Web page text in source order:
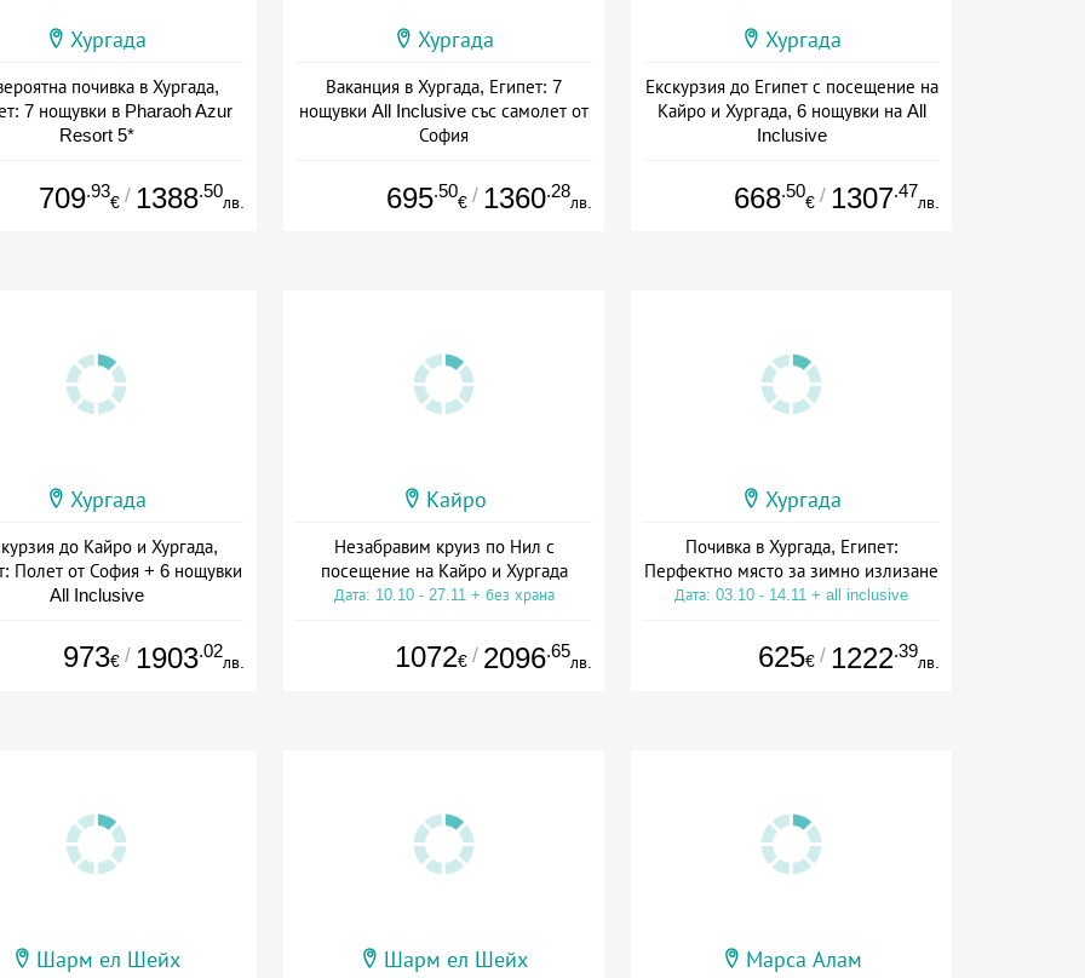
Хургада
почивка в Хургада,
7 нощувки в Pharaoh Azur
Resort 5*
709.93
€ / 1388.50
лв.
Хургада
Ваканция в Хургада, Египет: 7
нощувки All Inclusive със самолет от
София
695.50
€ / 1360.28
лв.
Хургада
Екскурзия до Египет с посещение на
Кайро и Хургада, 6 нощувки на All
Inclusive
668.50
€ / 1307.47
лв.
Хургада
до Кайро и Хургада,
Полет от София + 6 нощувки
All Inclusive
973€ / 1903.02
лв.
Кайро
Незабравим круиз по Нил с
посещение на Кайро и Хургада
Дата: 10.10 - 27.11 + без храна
1072€ / 2096.65
лв.
Хургада
Почивка в Хургада, Египет:
Перфектно място за зимно излизане
Дата: 03.10 - 14.11 + all inclusive
625€ / 1222.39
лв.
Шарм ел Шейх Шарм ел Шейх Марса Алам